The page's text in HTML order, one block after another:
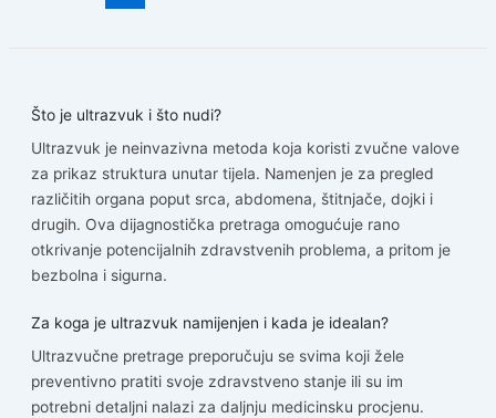
Što je ultrazvuk i što nudi?
Ultrazvuk je neinvazivna metoda koja koristi zvučne valove
za prikaz struktura unutar tijela. Namenjen je za pregled
različitih organa poput srca, abdomena, štitnjače, dojki i
drugih. Ova dijagnostička pretraga omogućuje rano
otkrivanje potencijalnih zdravstvenih problema, a pritom je
bezbolna i sigurna.
Za koga je ultrazvuk namijenjen i kada je idealan?
Ultrazvučne pretrage preporučuju se svima koji žele
preventivno pratiti svoje zdravstveno stanje ili su im
potrebni detaljni nalazi za daljnju medicinsku procjenu.